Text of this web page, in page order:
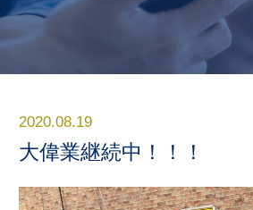
2020.08.19
大偉業継続中！！！